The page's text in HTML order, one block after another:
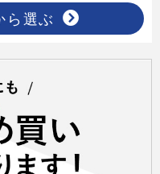
ら選ぶ